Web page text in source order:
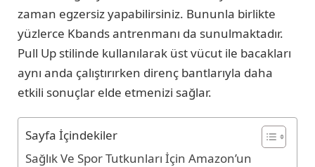
zaman egzersiz yapabilirsiniz. Bununla birlikte
yüzlerce Kbands antrenmanı da sunulmaktadır.
Pull Up stilinde kullanılarak üst vücut ile bacakları
aynı anda çalıştırırken direnç bantlarıyla daha
etkili sonuçlar elde etmenizi sağlar.
Sayfa İçindekiler
Sağlık Ve Spor Tutkunları İçin Amazon’un